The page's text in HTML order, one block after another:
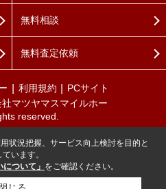
無料相談
無料査定依頼
利用規約
PCサイト
マツヤマスマイルホー
reserved.
状況把握、サービス向上検討を目的と
います。
ついて」 をご確認ください。